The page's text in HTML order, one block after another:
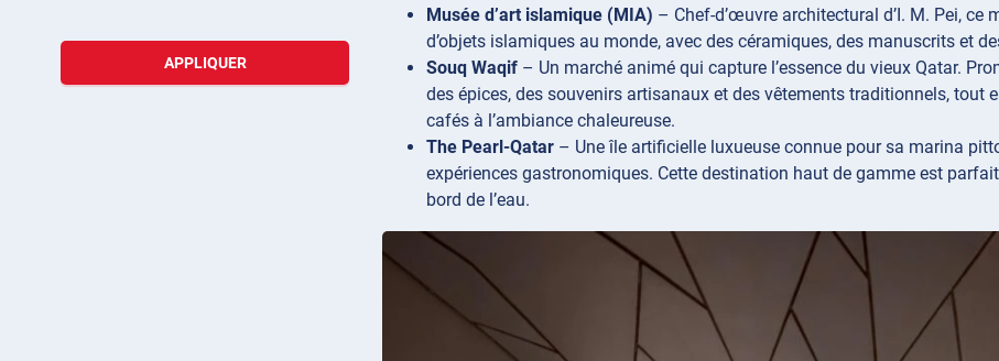
APPLIQUER
Musée d’art islamique (MIA) – Chef-d’œuvre architectural d’I. M. Pei,
d’objets islamiques au monde, avec des céramiques, des manuscrits et
Souq Waqif – Un marché animé qui capture l’essence du vieux Qatar.
des épices, des souvenirs artisanaux et des vêtements traditionnels,
cafés à l’ambiance chaleureuse.
The Pearl-Qatar – Une île artificielle luxueuse connue pour sa marina
expériences gastronomiques. Cette destination haut de gamme est
bord de l’eau.